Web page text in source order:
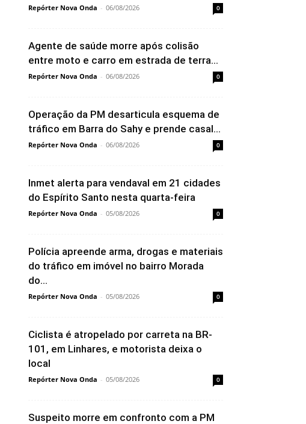
Repórter Nova Onda - 06/08/2026 0
Agente de saúde morre após colisão
entre moto e carro em estrada de terra...
Repórter Nova Onda - 06/08/2026 0
Operação da PM desarticula esquema de
tráfico em Barra do Sahy e prende casal...
Repórter Nova Onda - 06/08/2026 0
Inmet alerta para vendaval em 21 cidades
do Espírito Santo nesta quarta-feira
Repórter Nova Onda - 05/08/2026 0
Polícia apreende arma, drogas e materiais
do tráfico em imóvel no bairro Morada
do...
Repórter Nova Onda - 05/08/2026 0
Ciclista é atropelado por carreta na BR-
101, em Linhares, e motorista deixa o
local
Repórter Nova Onda - 05/08/2026 0
Suspeito morre em confronto com a PM